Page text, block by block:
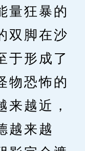
狂暴的
双脚在沙
于形成了
物恐怖的
来越近，
越来越